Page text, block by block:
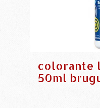
colorante
50ml